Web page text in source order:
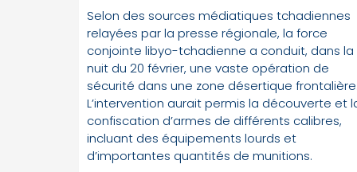
Selon des sources médiatiques tchadiennes
relayées par la presse régionale, la force
conjointe libyo-tchadienne a conduit, dans la
nuit du 20 février, une vaste opération de
sécurité dans une zone désertique
L’intervention aurait permis la découverte et
confiscation d’armes de différents calibres,
incluant des équipements lourds et
d’importantes quantités de munitions.